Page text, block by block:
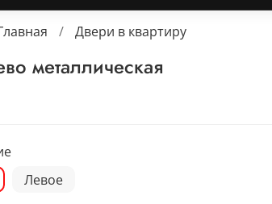
Двери в квартиру
металлическая
Левое